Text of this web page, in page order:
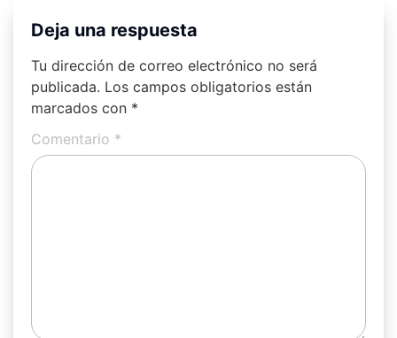
Deja una respuesta
Tu dirección de correo electrónico no será
publicada. Los campos obligatorios están
marcados con *
Comentario *